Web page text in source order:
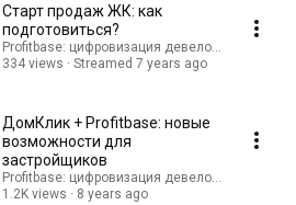
Старт продаж ЖК: как
подготовиться?
Profitbase: цифровизация девелопмента
334 views
Streamed 7 years ago
ДомКлик + Profitbase: новые
возможности для
застройщиков
Profitbase: цифровизация девелопмента
1.2K views
8 years ago